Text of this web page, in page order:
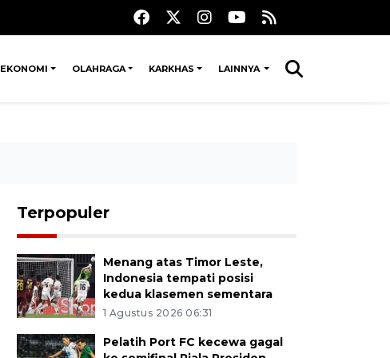
EKONOMI OLAHRAGA KARKHAS LAINNYA
Terpopuler
Menang atas Timor Leste,
Indonesia tempati posisi
kedua klasemen sementara
1 Agustus 2026 06:31
Pelatih Port FC kecewa gagal